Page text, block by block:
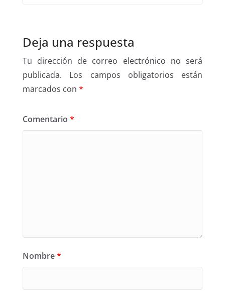
Deja una respuesta
Tu dirección de correo electrónico no será
publicada.
Los campos obligatorios están
marcados con *
Comentario *
Nombre*